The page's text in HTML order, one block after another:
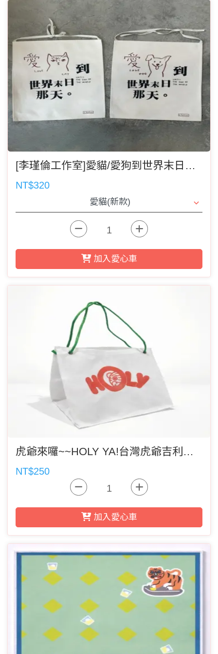
[李瑾倫工作室]愛貓/愛狗到世界末日那天 掛布(新款)(有二款可選)(記得選運費)
NT$320
加入愛心車
虎爺來囉~~HOLY YA!台灣虎爺吉利袋｜HOLY YA 復古茄芷袋(雙面圖案)(郵寄者記得選運費)
NT$250
加入愛心車